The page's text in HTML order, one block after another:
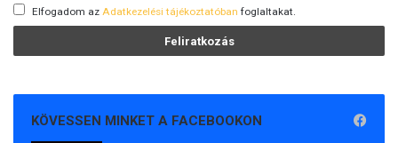
Elfogadom az Adatkezelési tájékoztatóban foglaltakat.
KÖVESSEN MINKET A FACEBOOKON